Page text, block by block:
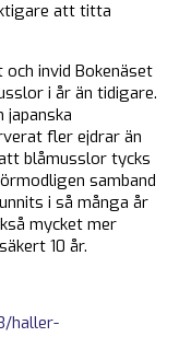
att titta
invid Bokenäset
i år än tidigare.
fler ejdrar än
blåmusslor tycks
samband
i så många år
mycket mer
10 år.
haller-